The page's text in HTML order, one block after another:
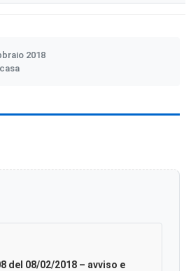
2018
del 08/02/2018 – avviso e